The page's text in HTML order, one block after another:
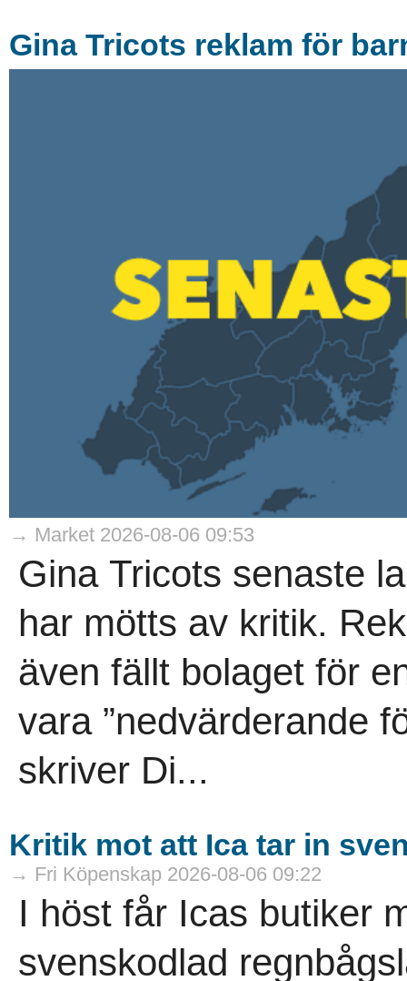
Gina Tricots reklam för
→ Market 2026-08-06 09:53
Gina Tricots senaste
har mötts av kritik.
även fällt bolaget för
vara ”nedvärderande
skriver Di...
Kritik mot att Ica tar in
→ Fri Köpenskap 2026-08-06 09:22
I höst får Icas butiker
svenskodlad